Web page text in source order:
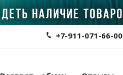
+7-911-071-66-00